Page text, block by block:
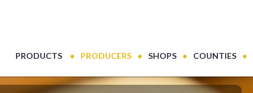
PRODUCTS (CURRENT)
PRODUCERS SHOPS COUNTIES